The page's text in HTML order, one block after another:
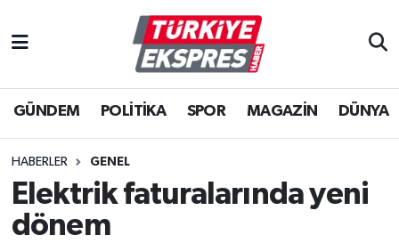
GÜNDEM POLİTİKA SPOR MAGAZİN DÜNYA
HABERLER GENEL
Elektrik faturalarında yeni
dönem
İstanbul Nöbetçi Eczaneler
İstanbul Hava Durumu
İstanbul Namaz Vakitleri
İstanbul Trafik Yoğunluk Haritası